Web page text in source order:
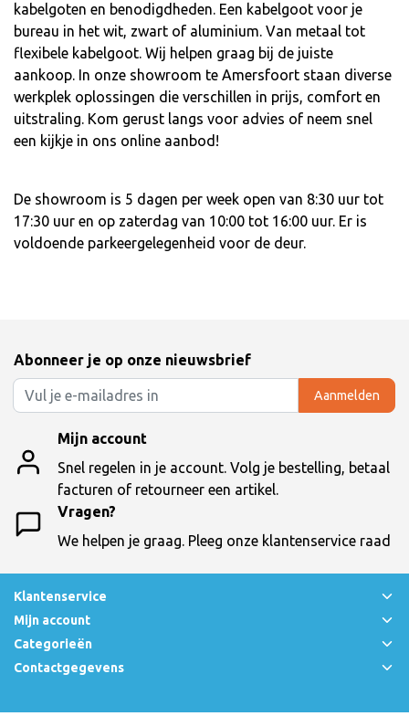
kabelgoten en benodigdheden. Een kabelgoot voor je
bureau in het wit, zwart of aluminium. Van metaal tot
flexibele kabelgoot. Wij helpen graag bij de juiste
aankoop. In onze showroom te Amersfoort staan diverse
werkplek oplossingen die verschillen in prijs, comfort en
uitstraling. Kom gerust langs voor advies of neem snel
een kijkje in ons online aanbod!
De showroom is 5 dagen per week open van 8:30 uur tot
17:30 uur en op zaterdag van 10:00 tot 16:00 uur. Er is
voldoende parkeergelegenheid voor de deur.
Abonneer je op onze nieuwsbrief
Aanmelden
Mijn account
Snel regelen in je account. Volg je bestelling, betaal
facturen of retourneer een artikel.
Vragen?
We helpen je graag. Pleeg onze klantenservice raad
Klantenservice
Mijn account
Categorieën
Contactgegevens